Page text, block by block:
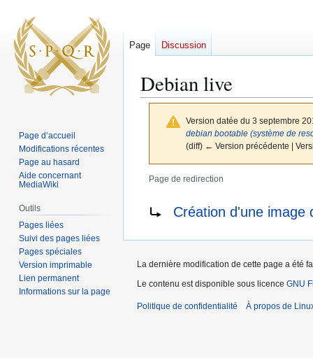
Debian live
Version datée du 3 septembre
debian bootable (système de
(diff) ← Version précédente |
Page de redirection
Rediriger vers :
Création d'une image
Page Discussion
Page d’accueil
Modifications récentes
Page au hasard
Aide concernant
MediaWiki
Outils
Pages liées
Suivi des pages liées
Pages spéciales
Version imprimable
Lien permanent
Informations sur la page
La dernière modification de cette page a été
Le contenu est disponible sous licence GNU
Politique de confidentialité À propos de